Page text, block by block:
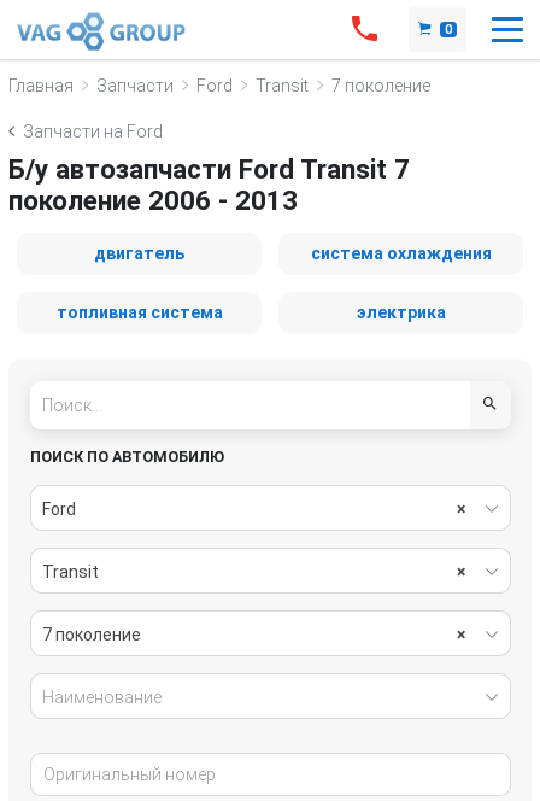
0
Главная Запчасти Ford Transit 7 поколение
Запчасти на Ford
Б/у автозапчасти Ford Transit 7
поколение 2006 - 2013
двигатель система охлаждения
топливная система электрика
ПОИСК ПО АВТОМОБИЛЮ
×
Ford
×
Transit
×
7 поколение
Наименование